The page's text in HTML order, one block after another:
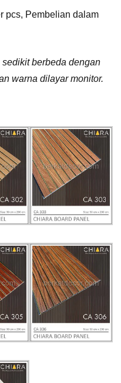
pcs, Pembelian dalam
berbeda dengan
warna dilayar monitor.